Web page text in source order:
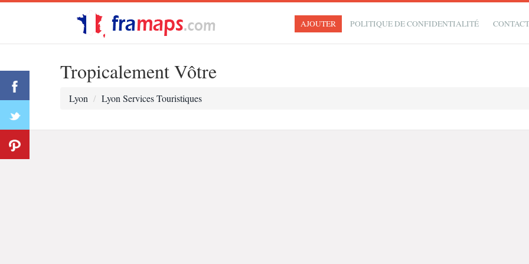
AJOUTER POLITIQUE DE CONFIDENTIALITÉ
Tropicalement Vôtre
Lyon Lyon Services Touristiques